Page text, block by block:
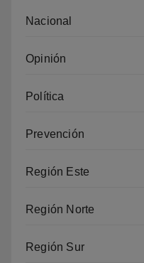
Nacional
Opinión
Política
Prevención
Región Este
Región Norte
Región Sur